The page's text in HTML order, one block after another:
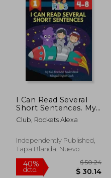
I Can Read Several
Short Sentences. My
Kids First Level
Readers Book
Czech: 1st step
teaching your child to
ba (en Inglés)
Club, Rockets Alexa
Independently Published,
Tapa Blanda, Nuevo